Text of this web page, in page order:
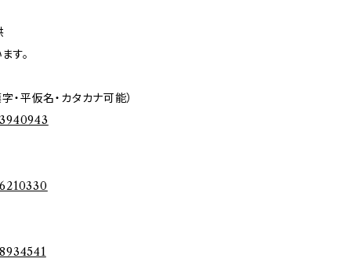
す。
平仮名・カタカナ可能）